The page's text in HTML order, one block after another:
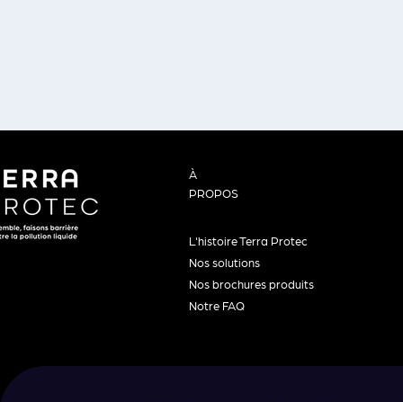
À
PROPOS
L'histoire Terra Protec
Nos solutions
Nos brochures produits
Notre FAQ